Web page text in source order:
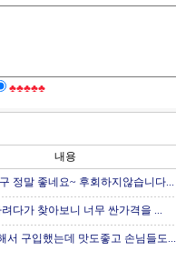
♣♣♣♣♣
내용
정말 좋네요~ 후회하지않습니다...
다가 찾아보니 너무 싼가격을 ...
서 구입했는데 맛도좋고 손님들도...